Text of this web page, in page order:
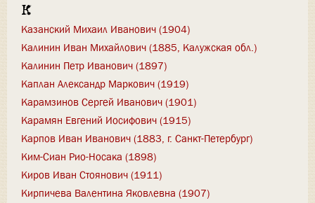
К
Казанский Михаил Иванович (1904)
Калинин Иван Михайлович (1885, Калужская обл.)
Калинин Петр Иванович (1897)
Каплан Александр Маркович (1919)
Карамзинов Сергей Иванович (1901)
Карамян Евгений Иосифович (1915)
Карпов Иван Иванович (1883, г. Санкт-Петербург)
Ким-Сиан Рио-Носака (1898)
Киров Иван Стоянович (1911)
Кирпичева Валентина Яковлевна (1907)